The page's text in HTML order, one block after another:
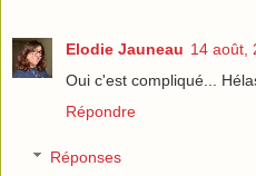
Elodie Jauneau 14 août,
Oui c'est compliqué...
Répondre
Réponses